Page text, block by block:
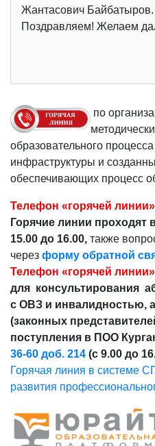
Жантасович
Поздравляем! Желаем
по
образовательного
инфраструктуры и
обеспечивающих процесс
Телефон «горячей линии»
Горячие линии проходят
15.00 до 16.00, также
через форму обратной
Телефон «горячей линии»
для консультирования
с ОВЗ и инвалидностью,
(законных
поступления в ПОО
36-60 доб. 214 (с 9.00 до
Горячая линия в системе
развития